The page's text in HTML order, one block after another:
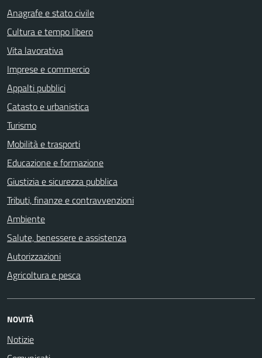
Anagrafe e stato civile
Cultura e tempo libero
Vita lavorativa
Imprese e commercio
Appalti pubblici
Catasto e urbanistica
Turismo
Mobilità e trasporti
Educazione e formazione
Giustizia e sicurezza pubblica
Tributi, finanze e contravvenzioni
Ambiente
Salute, benessere e assistenza
Autorizzazioni
Agricoltura e pesca
NOVITÀ
Notizie